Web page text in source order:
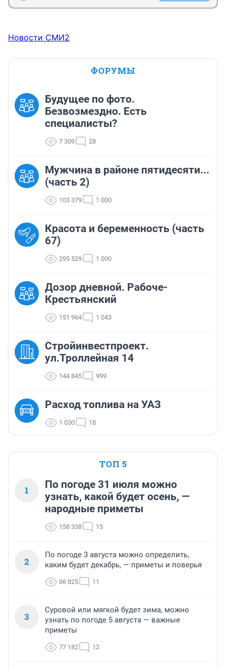
Новости СМИ2
ФОРУМЫ
Будущее по фото.
Безвозмездно. Есть
специалисты?
7 309 28
Мужчина в районе пятидесяти...
(часть 2)
103 379 1 000
Красота и беременность (часть
67)
295 529 1 000
Дозор дневной. Рабоче-
Крестьянский
151 964 1 043
Стройинвестпроект.
ул.Троллейная 14
144 845 999
Расход топлива на УАЗ
1 030 18
ТОП 5
1
По погоде 31 июля можно
узнать, какой будет осень, —
народные приметы
158 338 15
2
По погоде 3 августа можно определить,
каким будет декабрь, — приметы и поверья
86 825 11
3
Суровой или мягкой будет зима, можно
узнать по погоде 5 августа — важные
приметы
77 182 12